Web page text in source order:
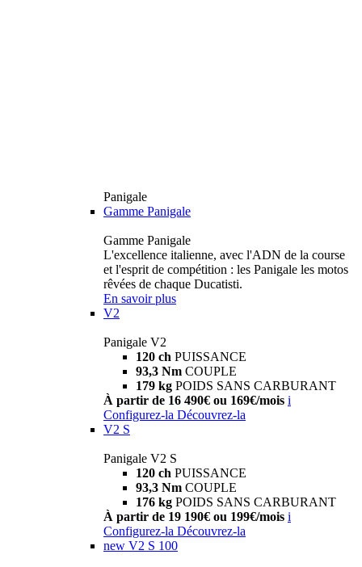
Panigale
Gamme Panigale
Gamme Panigale
L'excellence italienne, avec l'ADN de la course
et l'esprit de compétition : les Panigale les motos
rêvées de chaque Ducatisti.
En savoir plus
V2
Panigale V2
120 ch PUISSANCE
93,3 Nm COUPLE
179 kg POIDS SANS CARBURANT
À partir de 16 490€ ou 169€/mois i
Configurez-la Découvrez-la
V2 S
Panigale V2 S
120 ch PUISSANCE
93,3 Nm COUPLE
176 kg POIDS SANS CARBURANT
À partir de 19 190€ ou 199€/mois i
Configurez-la Découvrez-la
new V2 S 100